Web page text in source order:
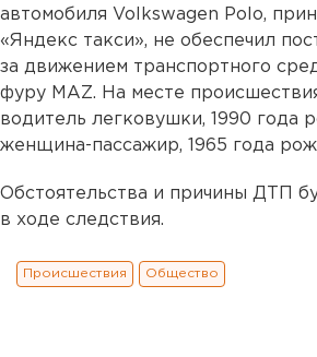
автомобиля Volkswagen Polo,
«Яндекс такси», не обеспечил
за движением транспортного
фуру MAZ. На месте
водитель легковушки, 1990 года
женщина-пассажир, 1965 года
Обстоятельства и причины ДТП
в ходе следствия.
Происшествия Общество